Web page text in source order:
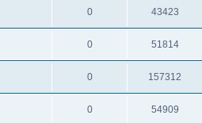
0 43423
0 51814
0 157312
0 54909